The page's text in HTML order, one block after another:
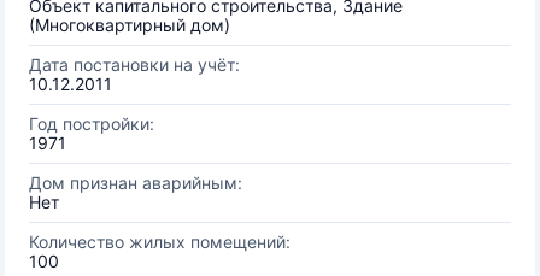
Объект капитального строительства, Здание
(Многоквартирный дом)
Дата постановки на учёт:
10.12.2011
Год постройки:
1971
Дом признан аварийным:
Нет
Количество жилых помещений:
100